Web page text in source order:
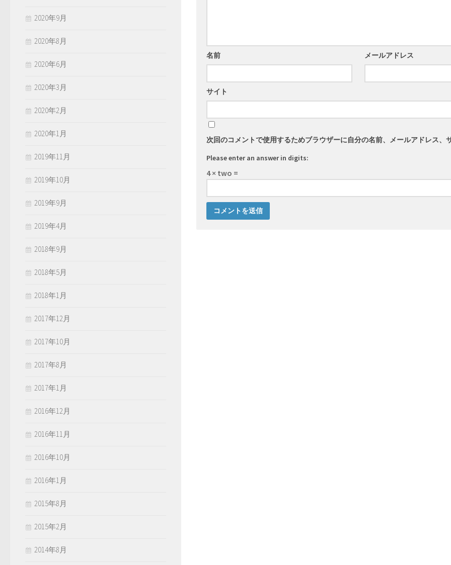
名前 メールアドレス
サイト
次回のコメントで使用するためブラウザーに自分の名前、メールアドレス、
Please enter an answer in digits:
4 × two =
2020年9月
2020年8月
2020年6月
2020年3月
2020年2月
2020年1月
2019年11月
2019年10月
2019年9月
2019年4月
2018年9月
2018年5月
2018年1月
2017年12月
2017年10月
2017年8月
2017年1月
2016年12月
2016年11月
2016年10月
2016年1月
2015年8月
2015年2月
2014年8月